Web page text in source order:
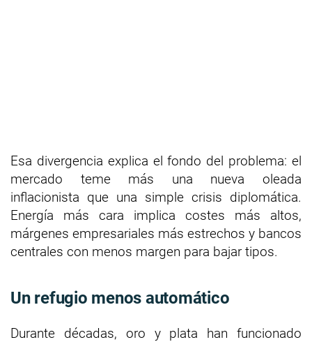
Esa divergencia explica el fondo del problema: el
mercado teme más una nueva oleada
inflacionista que una simple crisis diplomática.
Energía más cara implica costes más altos,
márgenes empresariales más estrechos y bancos
centrales con menos margen para bajar tipos.
Un refugio menos automático
Durante décadas, oro y plata han funcionado